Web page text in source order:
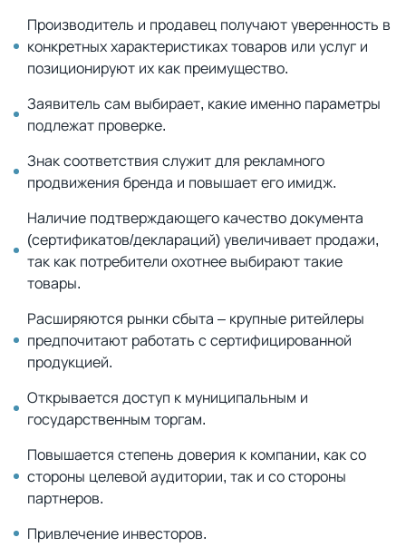
Производитель и продавец получают уверенность в
конкретных характеристиках товаров или услуг и
позиционируют их как преимущество.
Заявитель сам выбирает, какие именно параметры
подлежат проверке.
Знак соответствия служит для рекламного
продвижения бренда и повышает его имидж.
Наличие подтверждающего качество документа
(сертификатов/деклараций) увеличивает продажи,
так как потребители охотнее выбирают такие
товары.
Расширяются рынки сбыта – крупные ритейлеры
предпочитают работать с сертифицированной
продукцией.
Открывается доступ к муниципальным и
государственным торгам.
Повышается степень доверия к компании, как со
стороны целевой аудитории, так и со стороны
партнеров.
Привлечение инвесторов.